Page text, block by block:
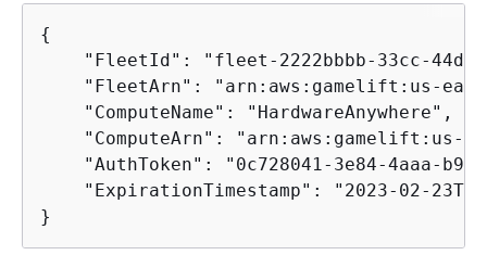
{
"FleetId": "fleet-2222bbbb-33cc-
"FleetArn": "arn:aws:gamelift:us-
    "ComputeName": "HardwareAnywhere",
"ComputeArn": "arn:aws:gamelift:us-
"AuthToken": "0c728041-3e84-4aaa-
"ExpirationTimestamp": "2023-02-
}